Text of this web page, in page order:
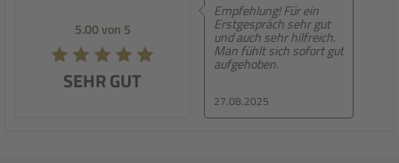
5.00 von 5
SEHR GUT
5.00 von 5
27.08.2025
Empfehlung! Für ein
Erstgespräch sehr gut
und auch sehr hilfreich.
Man fühlt sich sofort gut
aufgehoben.